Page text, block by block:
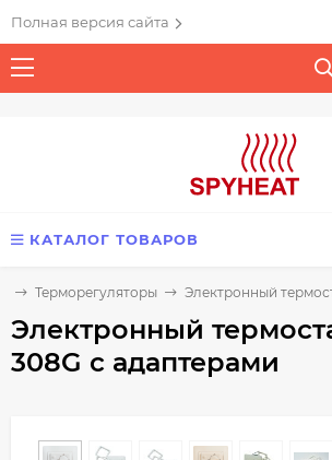
Полная версия сайта
КАТАЛОГ ТОВАРОВ
Терморегуляторы Электронный
Электронный
308G с адаптерами